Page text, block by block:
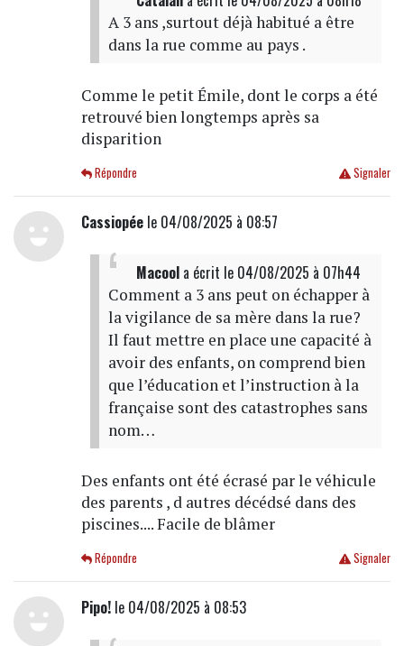
A 3 ans ,surtout déjà habitué a être
dans la rue comme au pays .
Comme le petit Émile, dont le corps a été
retrouvé bien longtemps après sa
disparition
Signaler
Répondre
Cassiopéele 04/08/2025 à 08:57
Macoola écrit le 04/08/2025 à 07h44
Comment a 3 ans peut on échapper à
la vigilance de sa mère dans la rue?
Il faut mettre en place une capacité à
avoir des enfants, on comprend bien
que l’éducation et l’instruction à la
française sont des catastrophes sans
nom…
Des enfants ont été écrasé par le véhicule
des parents , d autres décédsé dans des
piscines.... Facile de blâmer
Signaler
Répondre
Pipo!le 04/08/2025 à 08:53